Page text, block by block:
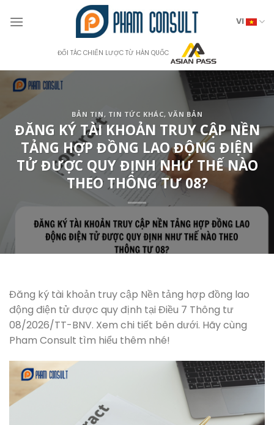
VI
ĐỐI TÁC CHIẾN LƯỢC TỪ HÀN QUỐC
BẢN TIN, TIN TỨC KHÁC,VĂN BẢN
ĐĂNG KÝ TÀI KHOẢN TRUY CẬP NỀN
TẢNG HỢP ĐỒNG LAO ĐỘNG ĐIỆN
TỬ ĐƯỢC QUY ĐỊNH NHƯ THẾ NÀO
THEO THÔNG TƯ 08?
Đăng ký tài khoản truy cập Nền tảng hợp đồng lao
động điện tử được quy định tại Điều 7 Thông tư
08/2026/TT-BNV. Xem chi tiết bên dưới. Hãy cùng
Pham Consult tìm hiểu thêm nhé!